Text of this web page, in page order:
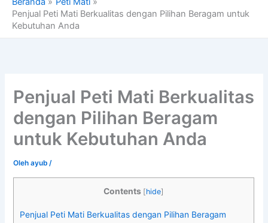
Penjual Peti Mati Berkualitas dengan Pilihan Beragam untuk
Kebutuhan Anda
Penjual Peti Mati Berkualitas
dengan Pilihan Beragam
untuk Kebutuhan Anda
Olehayub/
Contents [hide]
Penjual Peti Mati Berkualitas dengan Pilihan Beragam